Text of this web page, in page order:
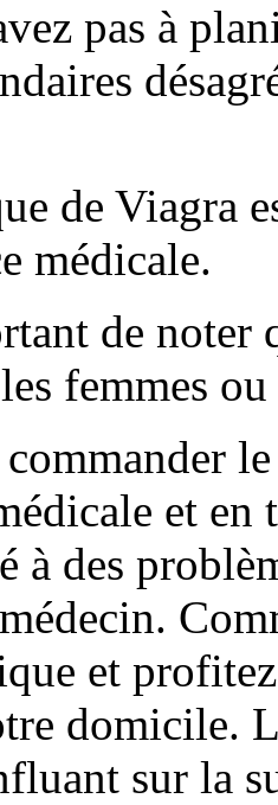
pas à
de Viagra
médicale.
de noter
femmes
et
à des
et
domicile.
sur la